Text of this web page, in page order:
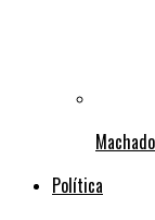
Política